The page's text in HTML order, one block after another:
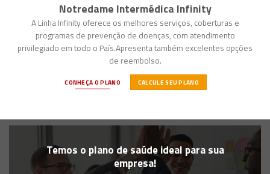
Notredame Intermédica Infinity
A Linha Infinity oferece os melhores serviços, coberturas e
programas de prevenção de doenças, com atendimento
privilegiado em todo o País.Apresenta também excelentes opções
de reembolso.
CONHEÇA O PLANO CALCULE SEU PLANO
Temos o plano de saúde ideal para sua
empresa!